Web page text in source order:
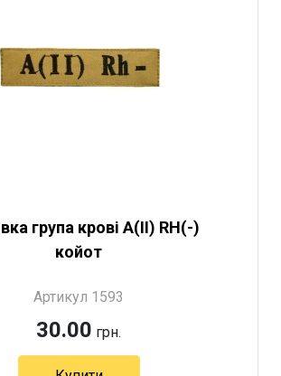
група крові A(II) RH(-)
койот
Артикул 1593
30.00 грн.